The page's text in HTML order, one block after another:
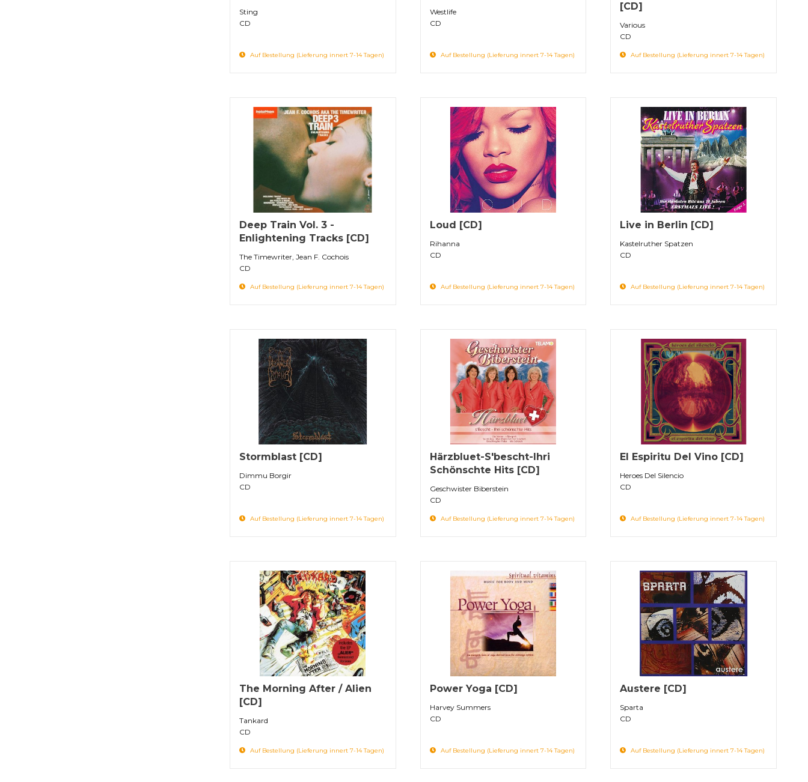
Sting
CD
Auf Bestellung (Lieferung innert 7-14 Tagen)
Westlife
CD
Auf Bestellung (Lieferung innert 7-14 Tagen)
[CD]
Various
CD
Auf Bestellung (Lieferung innert 7-14 Tagen)
Deep Train Vol. 3 -
Enlightening Tracks [CD]
The Timewriter, Jean F. Cochois
CD
Auf Bestellung (Lieferung innert 7-14 Tagen)
Loud [CD]
Rihanna
CD
Auf Bestellung (Lieferung innert 7-14 Tagen)
Live in Berlin [CD]
Kastelruther Spatzen
CD
Auf Bestellung (Lieferung innert 7-14 Tagen)
Stormblast [CD]
Dimmu Borgir
CD
Auf Bestellung (Lieferung innert 7-14 Tagen)
Härzbluet-S'bescht-Ihri
Schönschte Hits [CD]
Geschwister Biberstein
CD
Auf Bestellung (Lieferung innert 7-14 Tagen)
El Espiritu Del Vino [CD]
Heroes Del Silencio
CD
Auf Bestellung (Lieferung innert 7-14 Tagen)
The Morning After / Alien
[CD]
Tankard
CD
Auf Bestellung (Lieferung innert 7-14 Tagen)
Power Yoga [CD]
Harvey Summers ‎
CD
Auf Bestellung (Lieferung innert 7-14 Tagen)
Austere [CD]
Sparta
CD
Auf Bestellung (Lieferung innert 7-14 Tagen)